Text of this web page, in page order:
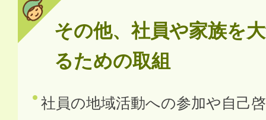
その他、社員や家族を
るための取組
社員の地域活動への参加や自己